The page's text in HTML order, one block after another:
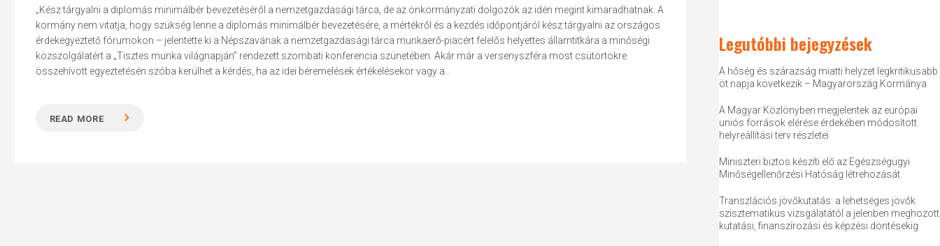
„Kész tárgyalni a diplomás minimálbér bevezetéséről a nemzetgazdasági tárca, de az önkormányzati dolgozók az idén megint kimaradhatnak. A
kormány nem vitatja, hogy szükség lenne a diplomás minimálbér bevezetésére, a mértékről és a kezdés időpontjáról kész tárgyalni az országos
érdekegyeztető fórumokon – jelentette ki a Népszavának a nemzetgazdasági tárca munkaerő-piacért felelős helyettes államtitkára a minőségi
közszolgálatért a „Tisztes munka világnapján” rendezett szombati konferencia szünetében. Akár már a versenyszféra most csütörtökre
összehívott egyeztetésén szóba kerülhet a kérdés, ha az idei béremelések értékelésekor vagy a...
READ MORE
Legutóbbi bejegyzések
A hőség és szárazság miatti helyzet legkritikusabb
öt napja következik – Magyarország Kormánya
A Magyar Közlönyben megjelentek az európai
uniós források elérése érdekében módosított
helyreállítási terv részletei
Miniszteri biztos készíti elő az Egészségügyi
Minőségellenőrzési Hatóság létrehozását
Transzlációs jövőkutatás: a lehetséges jövők
szisztematikus vizsgálatától a jelenben meghozott
kutatási, finanszírozási és képzési döntésekig